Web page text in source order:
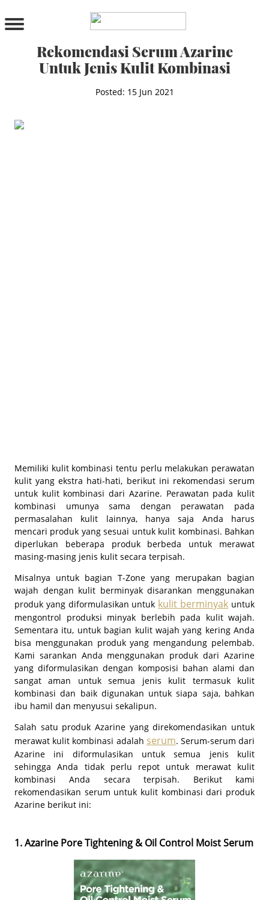
PRODUCTS
Cleanser
Toner
Serum & Treatment
Eye Care
Rekomendasi Serum Azarine
Untuk Jenis Kulit Kombinasi
Posted: 15 Jun 2021
Memiliki kulit kombinasi tentu perlu melakukan perawatan
kulit yang ekstra hati-hati, berikut ini rekomendasi serum
untuk kulit kombinasi dari Azarine. Perawatan pada kulit
kombinasi umunya sama dengan perawatan pada
permasalahan kulit lainnya, hanya saja Anda harus
mencari produk yang sesuai untuk kulit kombinasi. Bahkan
diperlukan beberapa produk berbeda untuk merawat
masing-masing jenis kulit secara terpisah.
Misalnya untuk bagian T-Zone yang merupakan bagian
wajah dengan kulit berminyak disarankan menggunakan
produk yang diformulasikan untuk kulit berminyak untuk
mengontrol produksi minyak berlebih pada kulit wajah.
Sementara itu, untuk bagian kulit wajah yang kering Anda
bisa menggunakan produk yang mengandung pelembab.
Kami sarankan Anda menggunakan produk dari Azarine
yang diformulasikan dengan komposisi bahan alami dan
sangat aman untuk semua jenis kulit termasuk kulit
kombinasi dan baik digunakan untuk siapa saja, bahkan
ibu hamil dan menyusui sekalipun.
Salah satu produk Azarine yang direkomendasikan untuk
merawat kulit kombinasi adalah serum. Serum-serum dari
Azarine ini diformulasikan untuk semua jenis kulit
sehingga Anda tidak perlu repot untuk merawat kulit
kombinasi Anda secara terpisah. Berikut kami
rekomendasikan serum untuk kulit kombinasi dari produk
Azarine berikut ini:
1. Azarine Pore Tightening & Oil Control Moist Serum